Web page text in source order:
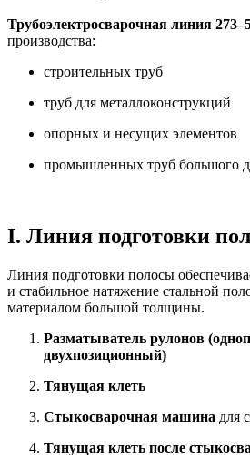
Трубоэлектросварочная линия
производства:
строительных труб
труб для металлоконструкций
опорных и несущих элементов
промышленных труб большого
I. Линия подготовки
Линия подготовки полосы
и стабильное натяжение стальной
материалом большой толщины.
Разматыватель рулонов
двухпозиционный)
Тянущая клеть
Стыкосварочная машина для
Тянущая клеть после